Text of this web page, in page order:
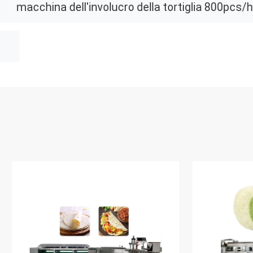
macchina dell'involucro della tortiglia 800pcs/h